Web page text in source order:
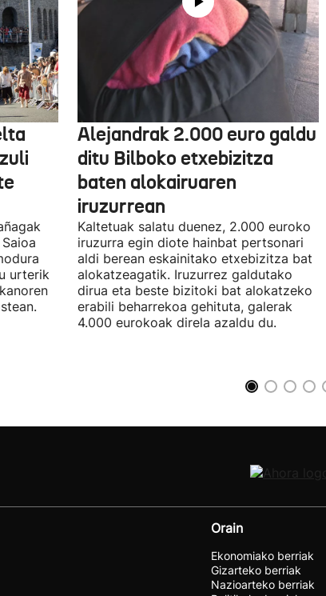
urterik
Alejandrak 2.000 euro galdu
ditu Bilboko etxebizitza
baten alokairuaren
iruzurrean
Kaltetuak salatu duenez, 2.000 euroko
iruzurra egin diote hainbat pertsonari
aldi berean eskainitako etxebizitza bat
alokatzeagatik. Iruzurrez galdutako
dirua eta beste bizitoki bat alokatzeko
erabili beharrekoa gehituta, galerak
4.000 eurokoak direla azaldu du.
Orain
Ekonomiako berriak
Gizarteko berriak
Nazioarteko berriak